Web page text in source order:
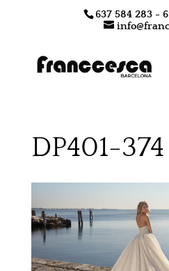
637 584 283 -
DP401-374